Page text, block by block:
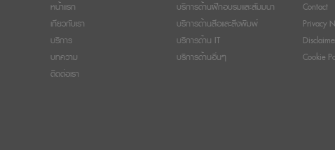
หน้าแรก
เกี่ยวกับเรา
บริการ
บทความ
ติดต่อเรา
บริการด้านฝึกอบรมและสัมมนา
บริการด้านสื่อและสิ่งพิมพ์
บริการด้าน IT
บริการด้านอื่นๆ
Contact
Privacy
Cookie